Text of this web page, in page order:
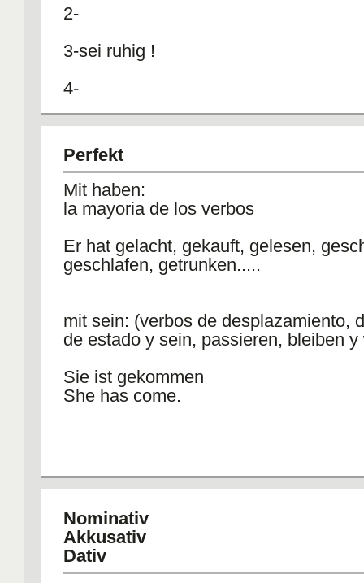
2-
3-sei ruhig !
4-
5-
Perfekt
Mit haben:
la mayoria de los verbos
Er hat gelacht, gekauft, gelesen,
geschlafen, getrunken.....
mit sein: (verbos de desplazamiento,
de estado y sein, passieren, bleiben y
Sie ist gekommen
She has come.
The children have eaten.
Nominativ
Akkusativ
Dativ